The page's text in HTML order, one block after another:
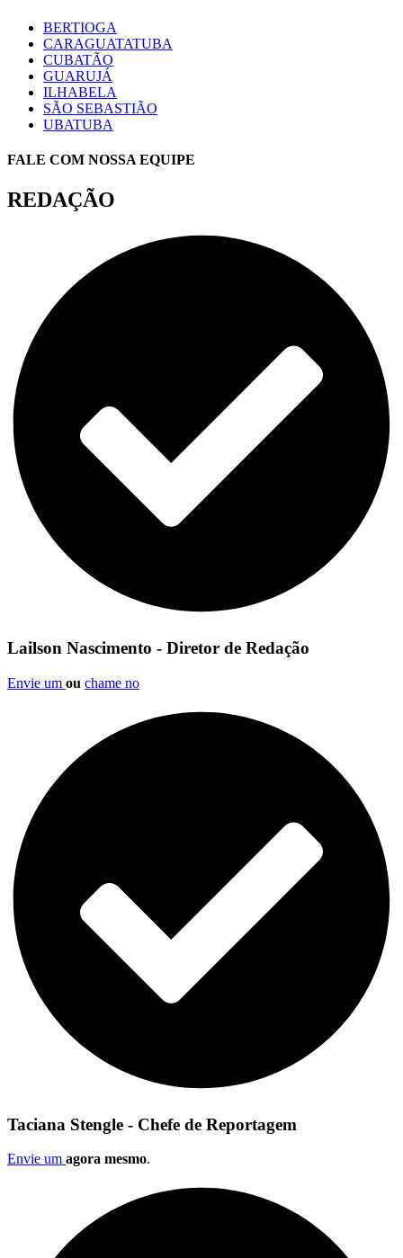
BERTIOGA
CARAGUATATUBA
CUBATÃO
GUARUJÁ
ILHABELA
SÃO SEBASTIÃO
UBATUBA
FALE COM NOSSA EQUIPE
REDAÇÃO
Lailson Nascimento - Diretor de Redação
Envie um ou chame no
Taciana Stengle - Chefe de Reportagem
Envie um agora mesmo.